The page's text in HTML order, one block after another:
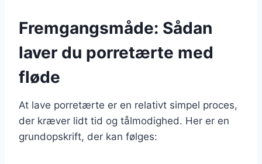
Fremgangsmåde: Sådan
laver du porretærte med
fløde
At lave porretærte er en relativt simpel proces,
der kræver lidt tid og tålmodighed. Her er en
grundopskrift, der kan følges: